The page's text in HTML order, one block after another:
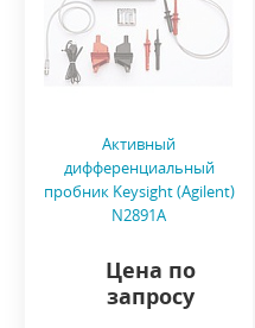
Активный
дифференциальный
пробник Keysight (Agilent)
N2891A
Цена по
запросу